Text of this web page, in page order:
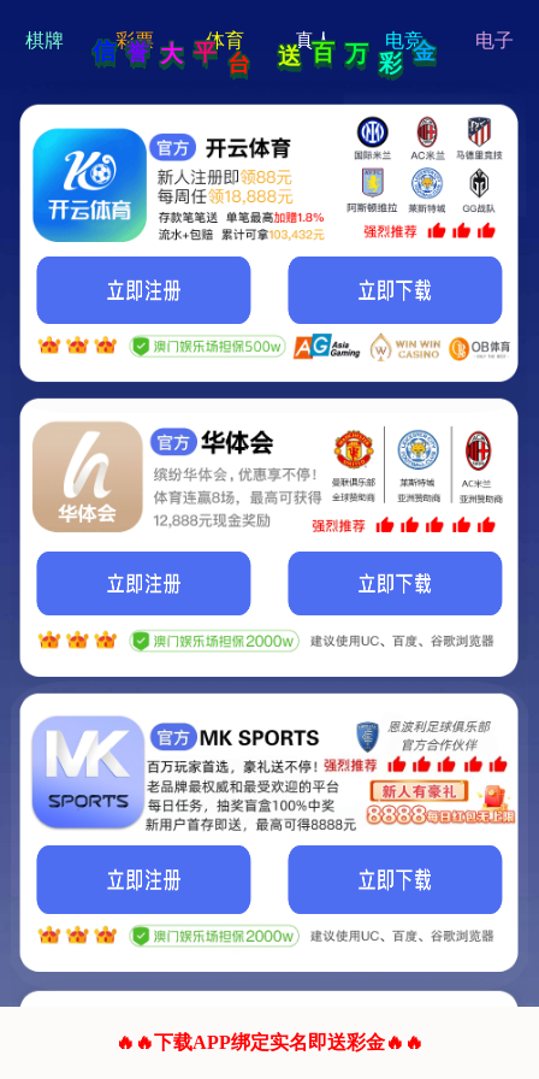
hi 💗
Hey Guys!
我们即将上线啦...
我们的网站正在建设.
它将是非常棒的网站.
联系我们!